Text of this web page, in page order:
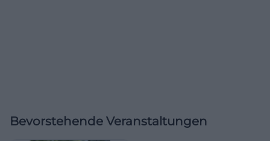
Bevorstehende Veranstaltungen